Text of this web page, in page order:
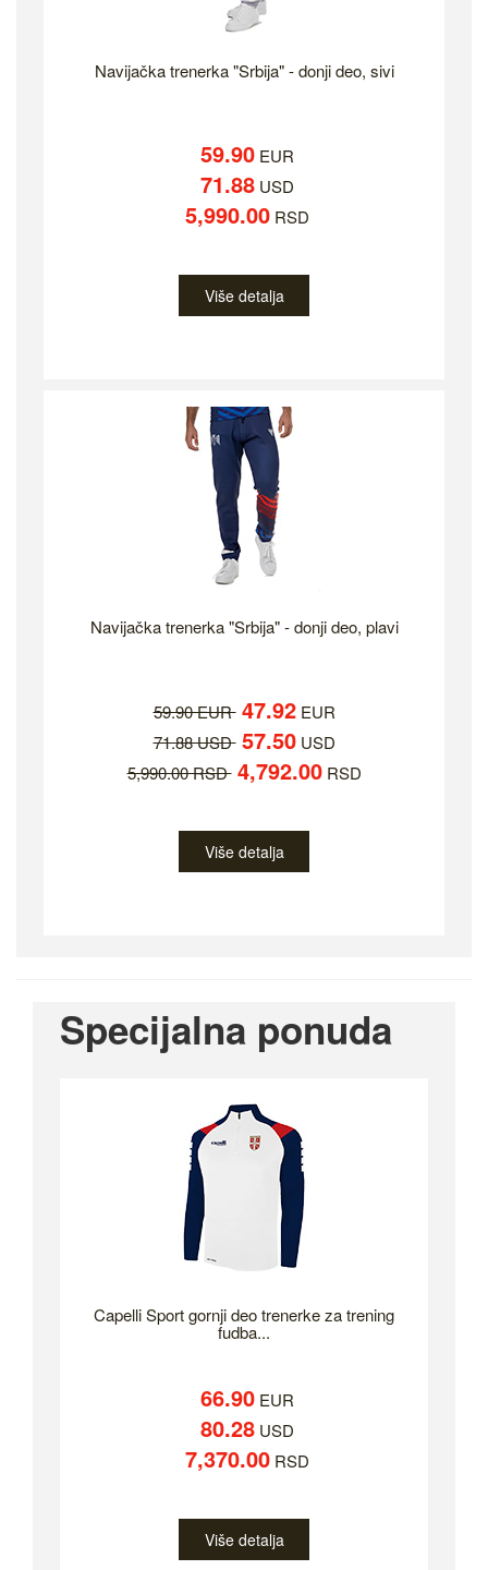
Navijačka trenerka "Srbija" - donji deo, sivi
59.90EUR
71.88USD
5,990.00RSD
Više detalja
Navijačka trenerka "Srbija" - donji deo, plavi
59.90 EUR 47.92EUR
71.88 USD 57.50USD
5,990.00 RSD 4,792.00RSD
Više detalja
Specijalna ponuda
Capelli Sport gornji deo trenerke za trening
fudba...
66.90EUR
80.28USD
7,370.00RSD
Više detalja